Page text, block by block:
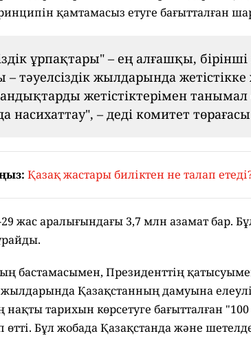
қамтамасыз етуге бағытталған
ұрпақтары" – ең алғашқы,
– тәуелсіздік жылдарында
жетістіктерімен
насихаттау", – деді комитет
Қазақ жастары биліктен не талап
29 жас аралығындағы 3,7 млн азамат бар.
бастамасымен, Президенттің
жылдарында Қазақстанның дамуына
тарихын көрсетуге бағытталған
өтті. Бұл жобада Қазақстанда және